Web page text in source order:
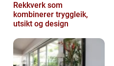
Rekkverk som
kombinerer tryggleik,
utsikt og design